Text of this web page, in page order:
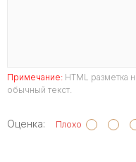
Примечание: HTML разметка
обычный текст.
Оценка: Плохо